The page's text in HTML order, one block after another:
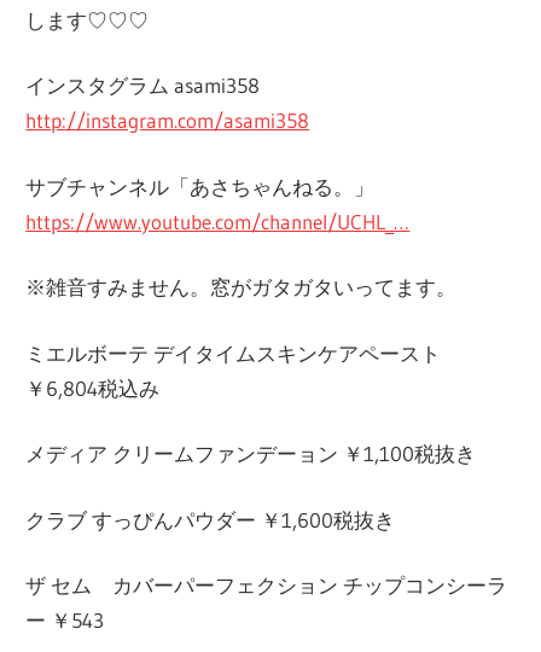
します♡♡♡
インスタグラム asami358
http://instagram.com/asami358
サブチャンネル「あさちゃんねる。」
https://www.youtube.com/channel/UCHL_…
※雑音すみません。窓がガタガタいってます。
ミエルボーテ デイタイムスキンケアペースト
￥6,804税込み
メディア クリームファンデーョン ￥1,100税抜き
クラブ すっぴんパウダー ￥1,600税抜き
ザ セム カバーパーフェクション チップコンシーラ
ー ￥543